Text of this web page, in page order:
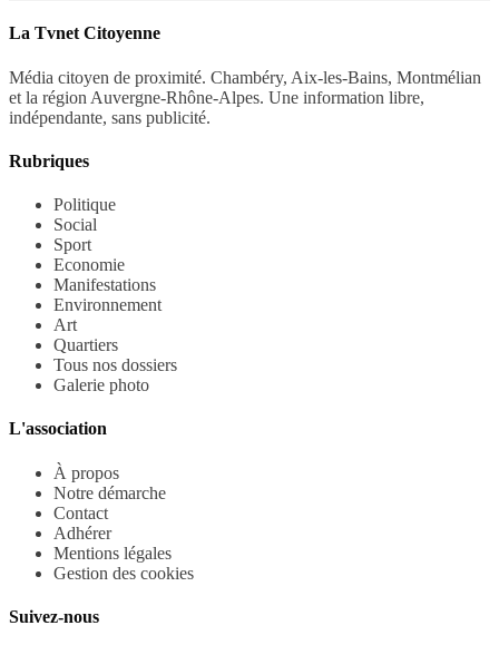
La Tvnet Citoyenne
Média citoyen de proximité. Chambéry, Aix-les-Bains, Montmélian
et la région Auvergne-Rhône-Alpes. Une information libre,
indépendante, sans publicité.
Rubriques
Politique
Social
Sport
Economie
Manifestations
Environnement
Art
Quartiers
Tous nos dossiers
Galerie photo
L'association
À propos
Notre démarche
Contact
Adhérer
Mentions légales
Gestion des cookies
Suivez-nous